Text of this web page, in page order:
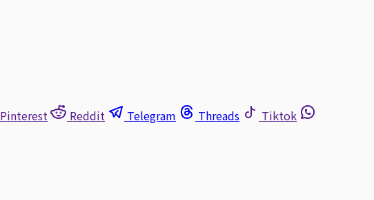
Pinterest Reddit Telegram Threads
Tiktok